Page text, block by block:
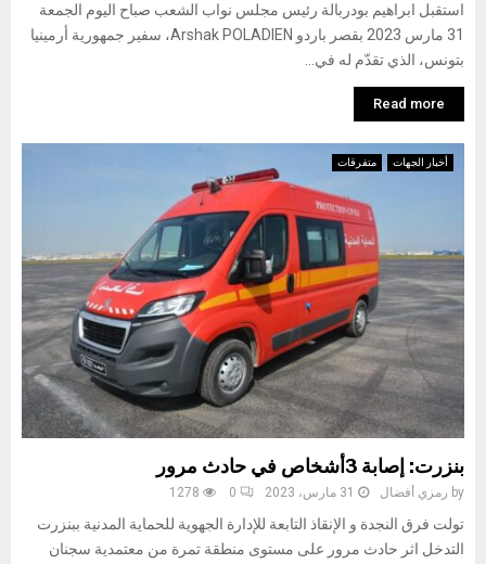
استقبل ابراهيم بودربالة رئيس مجلس نواب الشعب صباح اليوم الجمعة
31 مارس 2023 بقصر باردو Arshak POLADIEN، سفير جمهورية أرمينيا
بتونس، الذي تقدّم له في...
Read more
أخبار الجهات متفرقات
بنزرت: إصابة 3أشخاص في حادث مرور
by رمزي أفضال 31 مارس، 2023 0
1278
تولت فرق النجدة و الإنقاذ التابعة للإدارة الجهوية للحماية المدنية ببنزرت
التدخل اثر حادث مرور على مستوى منطقة تمرة من معتمدية سجنان